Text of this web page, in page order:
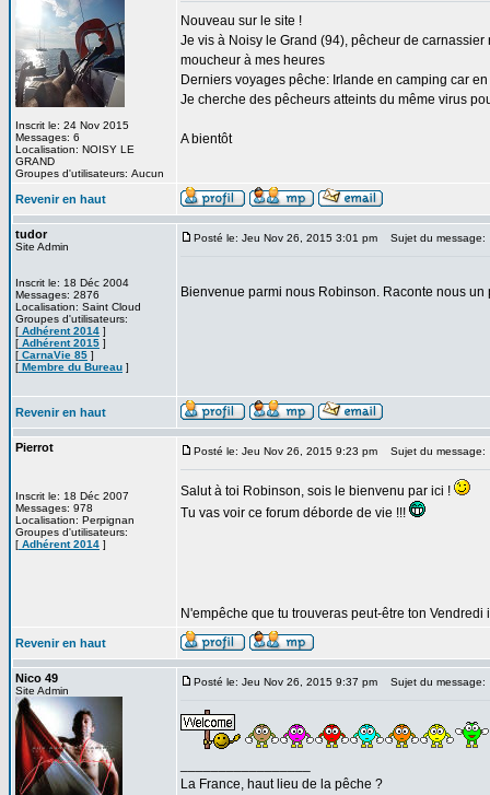
Inscrit le: 24 Nov 2015
Messages: 6
Localisation: NOISY LE
GRAND
Groupes d'utilisateurs: Aucun
Nouveau sur le site !
Je vis à Noisy le Grand (94), pêcheur de
moucheur à mes heures
Derniers voyages pêche: Irlande en camping car
Je cherche des pêcheurs atteints du même virus
A bientôt
Revenir en haut
tudor
Site Admin
Inscrit le: 18 Déc 2004
Messages: 2876
Localisation: Saint Cloud
Groupes d'utilisateurs:
[ Adhérent 2014 ]
[ Adhérent 2015 ]
[ CarnaVie 85 ]
[ Membre du Bureau ]
Posté le: Jeu Nov 26, 2015 3:01 pm Sujet du message:
Bienvenue parmi nous Robinson. Raconte nous
Revenir en haut
Pierrot
Inscrit le: 18 Déc 2007
Messages: 978
Localisation: Perpignan
Groupes d'utilisateurs:
[ Adhérent 2014 ]
Posté le: Jeu Nov 26, 2015 9:23 pm Sujet du message:
Salut à toi Robinson, sois le bienvenu par ici !
Tu vas voir ce forum déborde de vie !!!
N'empêche que tu trouveras peut-être ton Vendredi
Revenir en haut
Nico 49
Site Admin
Posté le: Jeu Nov 26, 2015 9:37 pm Sujet du message:
La France, haut lieu de la pêche ?